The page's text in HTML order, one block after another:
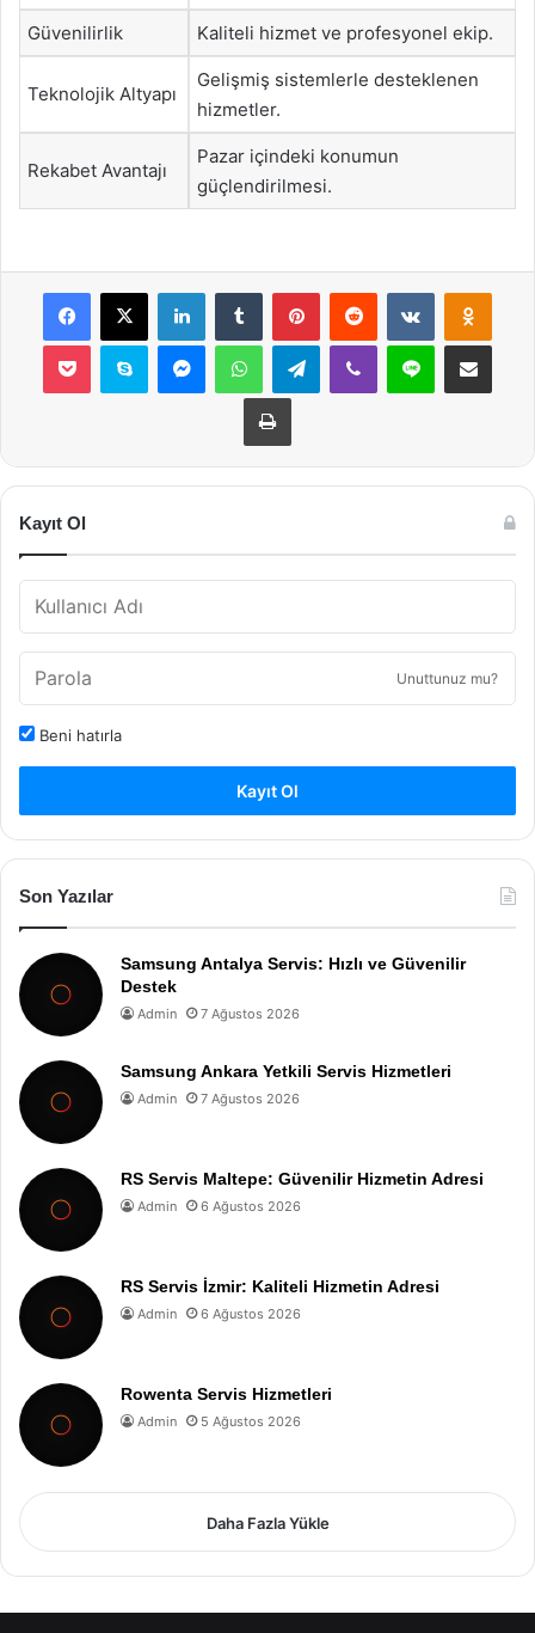
Güvenilirlik Kaliteli hizmet ve profesyonel ekip.
Teknolojik Altyapı
Gelişmiş sistemlerle desteklenen
hizmetler.
Rekabet Avantajı
Pazar içindeki konumun
güçlendirilmesi.
Facebook
X LinkedInTumblr PinterestReddit VKontakte
Pocket Skype MessengerWhatsAppTelegramViber Line E-Posta ile
Yazdır
Kayıt Ol
Unuttunuz mu?
Beni hatırla
Kayıt Ol
Son Yazılar
Samsung Antalya Servis: Hızlı ve Güvenilir
Destek
Admin 7 Ağustos 2026
Samsung Ankara Yetkili Servis Hizmetleri
Admin 7 Ağustos 2026
RS Servis Maltepe: Güvenilir Hizmetin Adresi
Admin 6 Ağustos 2026
RS Servis İzmir: Kaliteli Hizmetin Adresi
Admin 6 Ağustos 2026
Rowenta Servis Hizmetleri
Admin 5 Ağustos 2026
Daha Fazla Yükle